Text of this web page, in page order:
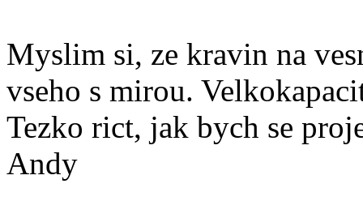
Myslim si, ze kravin na
vseho s mirou.
Tezko rict, jak bych se
Andy